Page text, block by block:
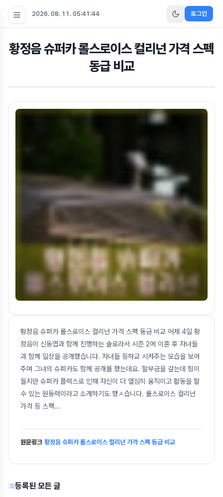
2026. 08. 11. 05:41:45 로그인
황정음 슈퍼카 롤스로이스 컬리넌 가격 스펙
동급 비교
황정음 슈퍼카 롤스로이스 컬리넌 가격 스펙 동급 비교 어제 4일 황
정음이 신동엽과 함께 진행하는 솔로라서 시즌 2에 이혼 후 자녀들
과 함께 일상을 공개했습니다. 자녀들 등하교 시켜주는 모습을 보여
주며 그녀의 슈퍼카도 함께 공개를 했는데요. 할부금을 갚는데 힘이
들지만 슈퍼카 플렉스로 인해 자신이 더 열심히 움직이고 활동을 할
수 있는 원동력이라고 소개하기도 했ㅅ습니다. 롤스로이스 컬리넌
가격 등 스펙...
원문링크 황정음 슈퍼카 롤스로이스 컬리넌 가격 스펙 동급 비교
등록된 모든 글